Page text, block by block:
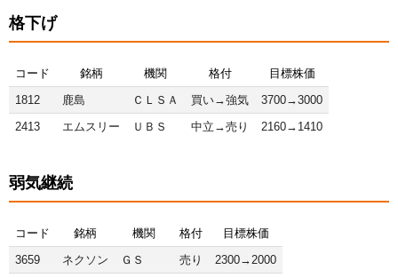
格下げ
コード 銘柄 機関 格付
目標株価
1812
鹿島 ＣＬＳＡ 買い→強気
3700→3000
2413
エムスリー ＵＢＳ 中立→売り 2160→1410
弱気継続
コード 銘柄 機関 格付
目標株価
3659
ネクソン ＧＳ 売り
2300→2000